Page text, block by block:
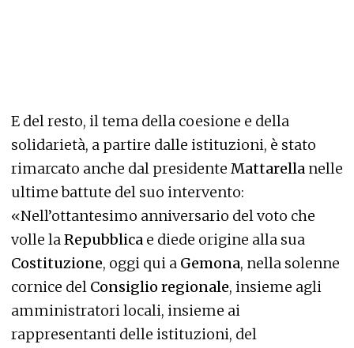
E del resto, il tema della coesione e della
solidarietà, a partire dalle istituzioni, è stato
rimarcato anche dal presidente Mattarella nelle
ultime battute del suo intervento:
«Nell’ottantesimo anniversario del voto che
volle laRepubblica e diede origine alla sua
Costituzione, oggi qui a Gemona, nella solenne
cornice del Consiglio regionale, insieme agli
amministratori locali, insieme ai
rappresentanti delle istituzioni, del